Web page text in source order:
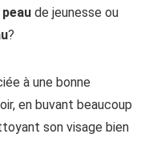
de jeunesse ou
?
à une bonne
en buvant beaucoup
son visage bien